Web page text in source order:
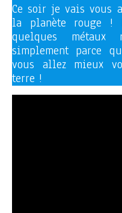
Ce soir je vais vous
la planète rouge !
quelques métaux
simplement parce
vous allez mieux
terre !